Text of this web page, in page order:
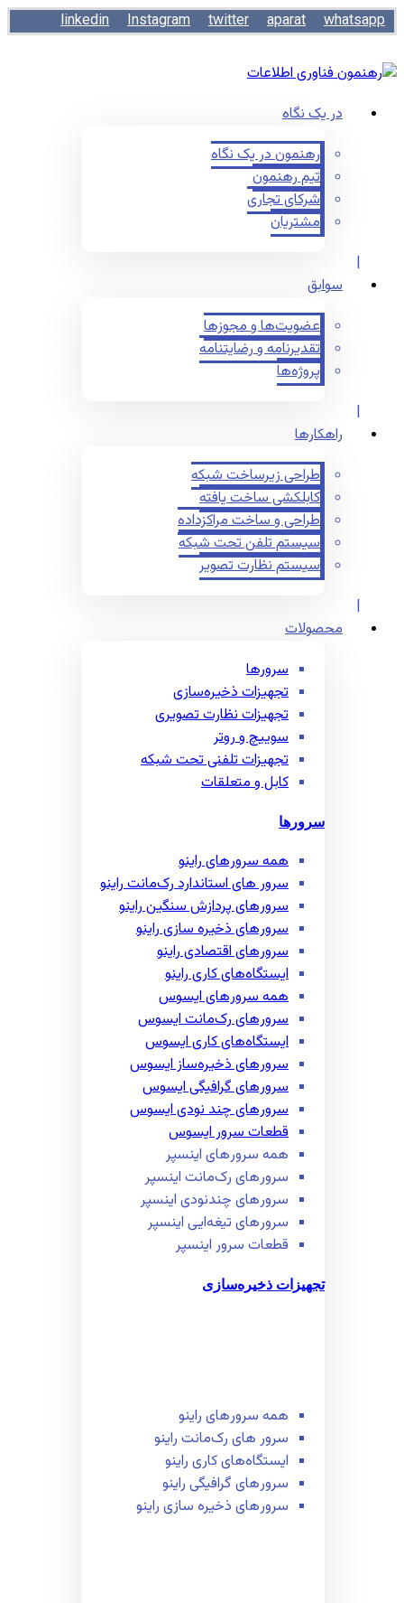
linkedin Instagram twitter aparat whatsapp
در یک نگاه
رهنمون در یک نگاه
تیم رهنمون
شرکای تجاری
مشتریان
سوابق
عضویت‌ها و مجوزها
تقدیرنامه و رضایتنامه
پروژه‌ها
راهکارها
طراحی زیرساخت شبکه
کابلکشی ساخت یافته
طراحی و ساخت مراکزداده
سیستم تلفن تحت شبکه
سیستم نظارت تصویر
محصولات
سرورها
تجهیزات ذخیره‌سازی
تجهیزات نظارت تصویری
سوییچ و روتر
تجهیزات تلفنی تحت شبکه
کابل و متعلقات
سرورها
همه سرور‌های راینو
سرور ‌های استاندارد رک‌مانت راینو
سرور‌های پردازش سنگین راینو
سرور‌های ذخیره سازی راینو
سرور‌های اقتصادی راینو
ایستگاه‌های کاری راینو
همه سرور‌های ایسوس
سرور‌های رک‌مانت ایسوس
ایستگاه‌های کاری ایسوس
سرور‌های ذخیره‌ساز ایسوس
سرور‌های گرافیگی ایسوس
سرور‌های چند نودی ایسوس
قطعات سرور ایسوس
همه سرور‌های اینسپر
سرور‌های رک‌مانت اینسپر
سرور‌های چند‌نودی اینسپر
سرور‌های تیغه‌ایی اینسپر
قطعات سرور اینسپر
تجهیزات ذخیره‌سازی
همه سرور‌های راینو
سرور ‌های رک‌مانت راینو
ایستگاه‌های کاری راینو
سرور‌های گرافیگی راینو
سرور‌های ذخیره سازی راینو